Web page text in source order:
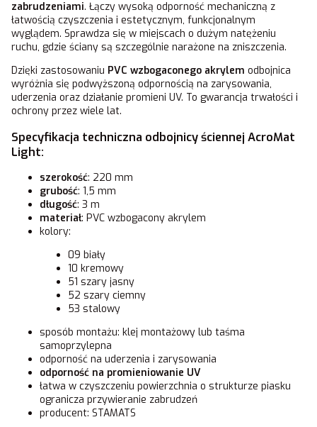
zabrudzeniami. Łączy wysoką odporność mechaniczną z
łatwością czyszczenia i estetycznym, funkcjonalnym
wyglądem. Sprawdza się w miejscach o dużym natężeniu
ruchu, gdzie ściany są szczególnie narażone na zniszczenia.
Dzięki zastosowaniu PVC wzbogaconego akrylem odbojnica
wyróżnia się podwyższoną odpornością na zarysowania,
uderzenia oraz działanie promieni UV. To gwarancja trwałości i
ochrony przez wiele lat.
Specyfikacja techniczna odbojnicy ściennej AcroMat
Light:
szerokość: 220 mm
grubość: 1,5 mm
długość: 3 m
materiał: PVC wzbogacony akrylem
kolory:
09 biały
10 kremowy
51 szary jasny
52 szary ciemny
53 stalowy
sposób montażu: klej montażowy lub taśma
samoprzylepna
odporność na uderzenia i zarysowania
odporność na promieniowanie UV
łatwa w czyszczeniu powierzchnia o strukturze piasku
ogranicza przywieranie zabrudzeń
producent: STAMATS